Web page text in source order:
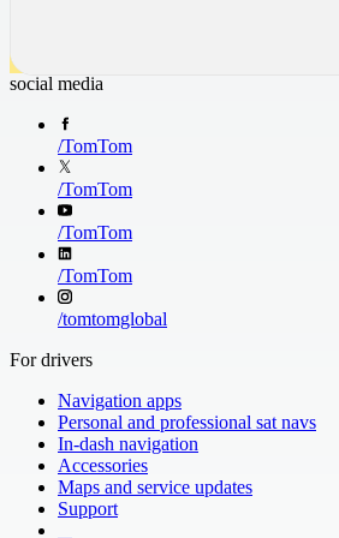
social media
/TomTom
/TomTom
/TomTom
/TomTom
/tomtomglobal
For drivers
Navigation apps
Personal and professional sat navs
In-dash navigation
Accessories
Maps and service updates
Support